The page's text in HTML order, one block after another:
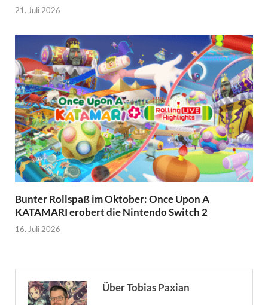
21. Juli 2026
Bunter Rollspaß im Oktober: Once Upon A
KATAMARI erobert die Nintendo Switch 2
16. Juli 2026
Über Tobias Paxian